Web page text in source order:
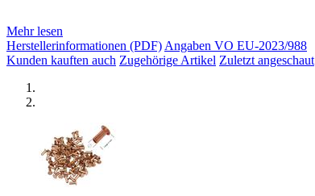
Mehr lesen
Herstellerinformationen (PDF) Angaben VO EU-2023/988
Kunden kauften auch Zugehörige Artikel Zuletzt angeschaut